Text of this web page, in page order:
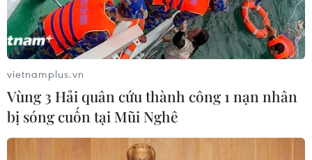
Chính sách nhà ở của nước Anh -
Góc tham chiếu cho Việt Nam
07/08/2026 04:08
Bỉ tìm ra hướng đi mới trong điều trị
ung thư gan di căn
vietnamplus.vn
Vùng 3 Hải quân cứu thành công 1 nạn nhân
bị sóng cuốn tại Mũi Nghê